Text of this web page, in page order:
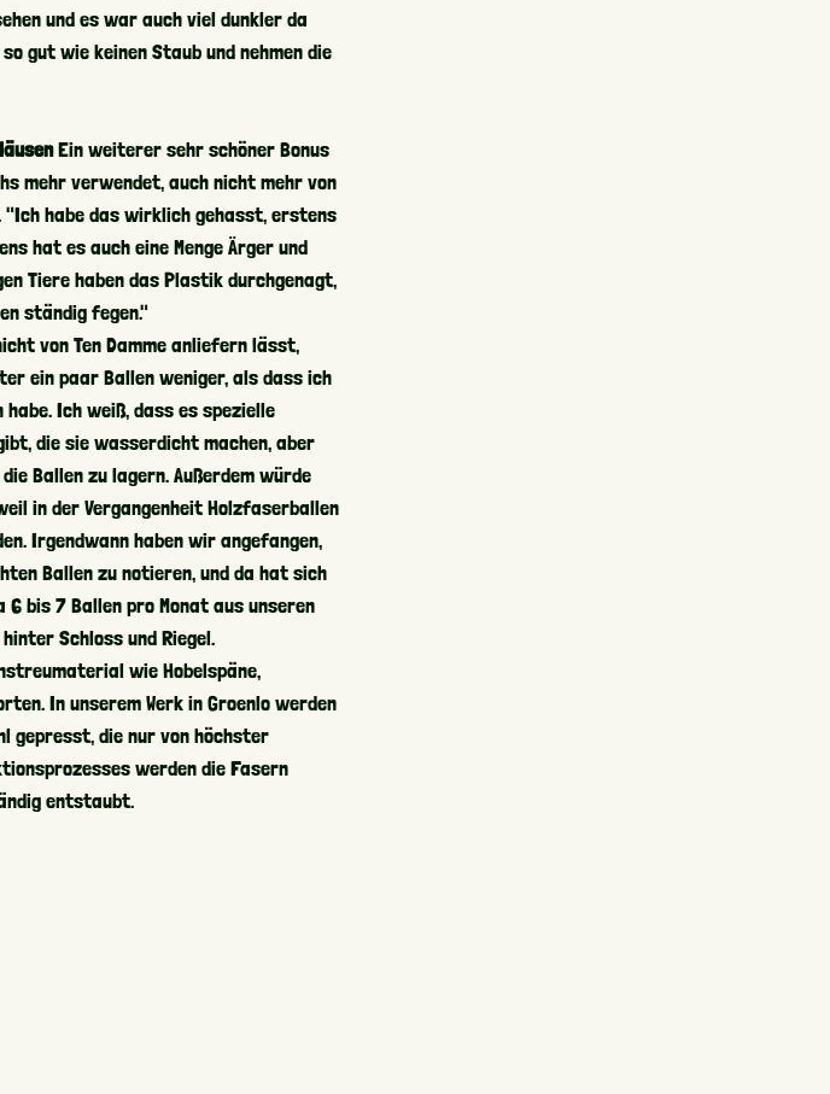
und es war auch viel dunkler da
gut wie keinen Staub und nehmen die
Ein weiterer sehr schöner Bonus
mehr verwendet, auch nicht mehr von
habe das wirklich gehasst, erstens
hat es auch eine Menge Ärger und
Tiere haben das Plastik durchgenagt,
ständig fegen."
von Ten Damme anliefern lässt,
ein paar Ballen weniger, als dass ich
Ich weiß, dass es spezielle
die sie wasserdicht machen, aber
Ballen zu lagern. Außerdem würde
in der Vergangenheit Holzfaserballen
Irgendwann haben wir angefangen,
Ballen zu notieren, und da hat sich
bis 7 Ballen pro Monat aus unseren
Schloss und Riegel.
wie Hobelspäne,
In unserem Werk in Groenlo werden
gepresst, die nur von höchster
werden die Fasern
entstaubt.